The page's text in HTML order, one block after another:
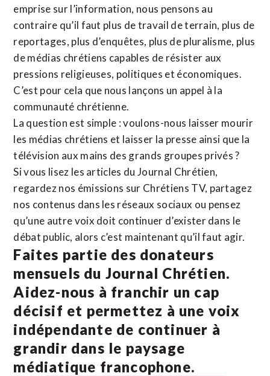
emprise sur l’information, nous pensons au
contraire qu’il faut plus de travail de terrain, plus de
reportages, plus d’enquêtes, plus de pluralisme, plus
de médias chrétiens capables de résister aux
pressions religieuses, politiques et économiques.
C’est pour cela que nous lançons un appel à la
communauté chrétienne.
La question est simple : voulons-nous laisser mourir
les médias chrétiens et laisser la presse ainsi que la
télévision aux mains des grands groupes privés ?
Si vous lisez les articles du Journal Chrétien,
regardez nos émissions sur Chrétiens TV, partagez
nos contenus dans les réseaux sociaux ou pensez
qu’une autre voix doit continuer d’exister dans le
débat public, alors c’est maintenant qu’il faut agir.
Faites partie des donateurs
mensuels du Journal Chrétien.
Aidez-nous à franchir un cap
décisif et permettez à une voix
indépendante de continuer à
grandir dans le paysage
médiatique francophone.